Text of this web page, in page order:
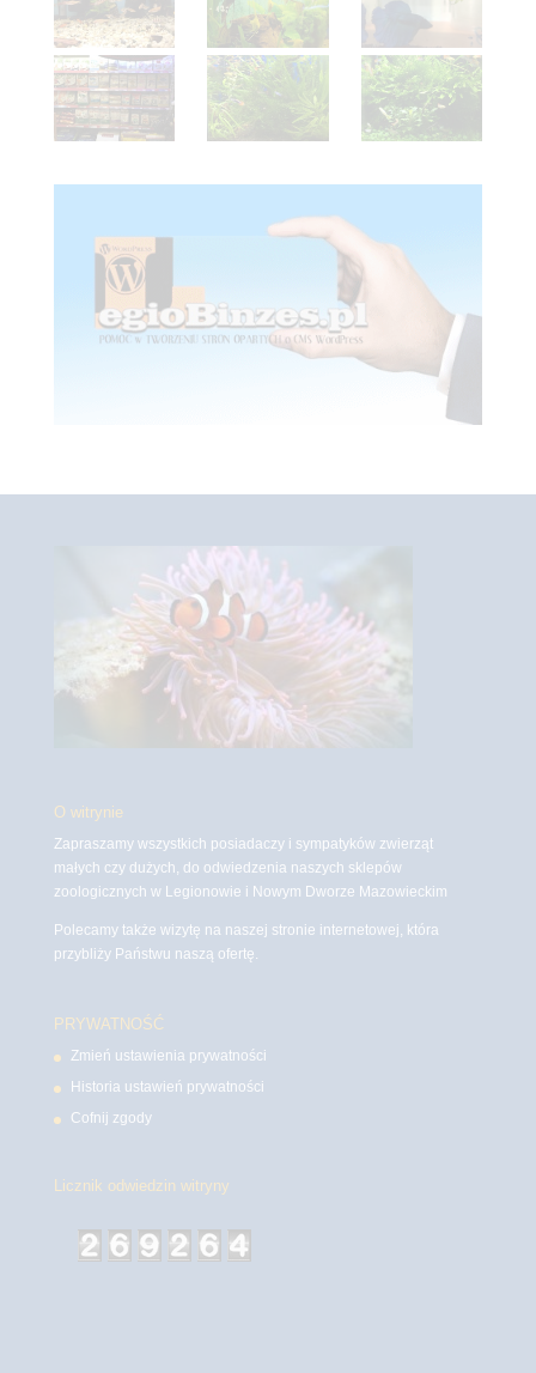
O witrynie
Zapraszamy wszystkich posiadaczy i sympatyków zwierząt
małych czy dużych, do odwiedzenia naszych sklepów
zoologicznych w Legionowie i Nowym Dworze Mazowieckim
Polecamy także wizytę na naszej stronie internetowej, która
przybliży Państwu naszą ofertę.
PRYWATNOŚĆ
Zmień ustawienia prywatności
Historia ustawień prywatności
Cofnij zgody
Licznik odwiedzin witryny